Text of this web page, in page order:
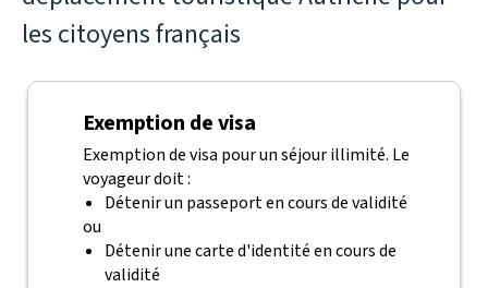
les citoyens français
Exemption de visa
Exemption de visa pour un séjour illimité. Le
voyageur doit :
Détenir un passeport en cours de validité
ou
Détenir une carte d'identité en cours de
validité